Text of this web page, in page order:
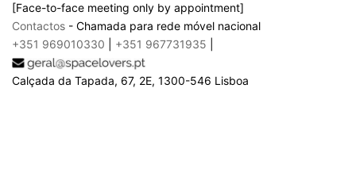
[Face-to-face meeting only by appointment]
Contactos - Chamada para rede móvel nacional
+351 969010330
+351 967731935
Calçada da Tapada, 67, 2E, 1300-546 Lisboa